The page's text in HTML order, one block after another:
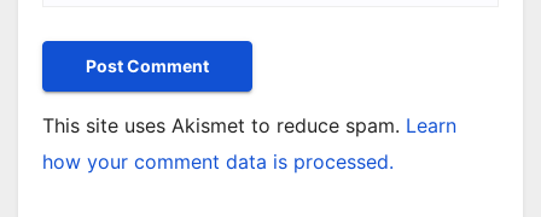
This site uses Akismet to reduce spam. Learn
how your comment data is processed.